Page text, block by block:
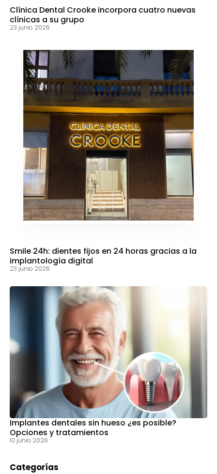
Clínica Dental Crooke incorpora cuatro nuevas
clínicas a su grupo
23 junio 2026
Smile 24h: dientes fijos en 24 horas gracias a la
implantología digital
23 junio 2026
Implantes dentales sin hueso ¿es posible?
Opciones y tratamientos
10 junio 2026
Categorías